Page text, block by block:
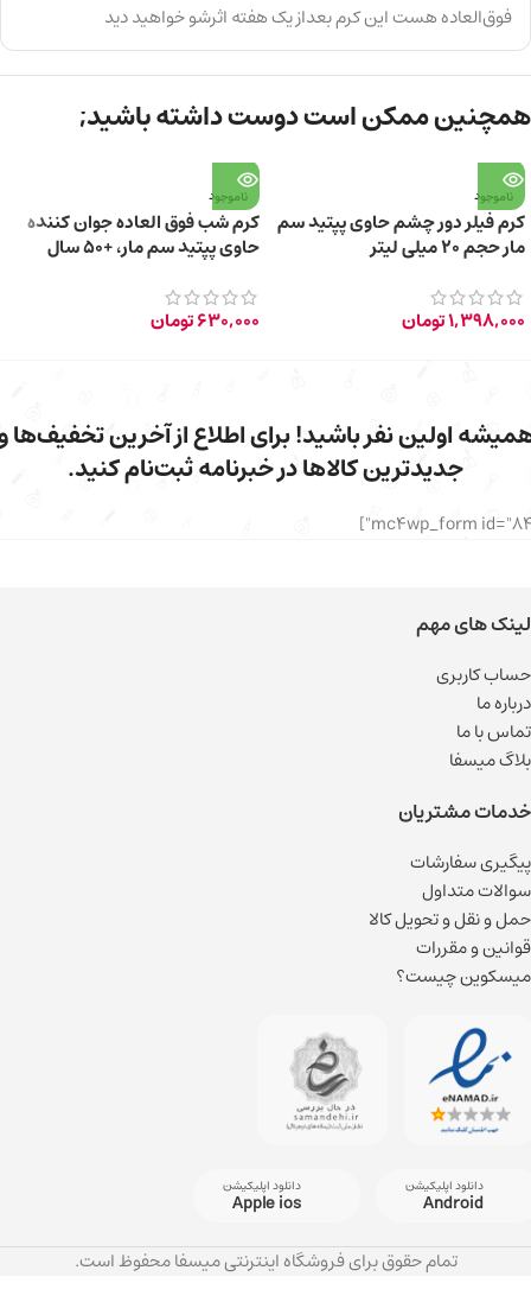
فوق‌العاده هست این کرم بعداز یک هفته اثرشو خواهید دید
همچنین ممکن است دوست داشته باشید;
ناموجود
کرم فیلر دور چشم حاوی پپتید سم
مار حجم ۲۰ میلی لیتر
1,398,000تومان
ناموجود
کرم شب فوق العاده جوان کننده
حاوی پپتید سم مار، +50 سال
630,000تومان
اولین نفر باشید! برای اطلاع از آخرین تخفیف‌ها
جدیدترین کالاها در خبرنامه ثبت‌نام کنید.
لینک های مهم
حساب کاربری
درباره ما
تماس با ما
بلاگ میسفا
خدمات مشتریان
پیگیری سفارشات
سوالات متداول
حمل و نقل و تحویل کالا
قوانین و مقررات
میسکوین چیست؟
دانلود اپلیکیشن
Android
دانلود اپلیکیشن
Apple ios
تمام حقوق برای فروشگاه اینترنتی میسفا محفوظ است.